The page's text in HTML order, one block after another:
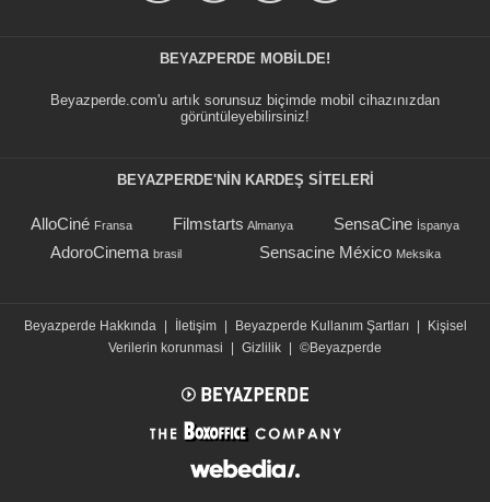
BEYAZPERDE MOBILDE!
Beyazperde.com'u artık sorunsuz biçimde mobil cihazınızdan
görüntüleyebilirsiniz!
BEYAZPERDE'NIN KARDEŞ SİTELERİ
AlloCiné Fransa Filmstarts Almanya SensaCine İspanya
AdoroCinema brasil Sensacine México Meksika
Beyazperde Hakkında İletişim Beyazperde Kullanım Şartları
Kişisel
Verilerin korunmasi
Gizlilik ©Beyazperde